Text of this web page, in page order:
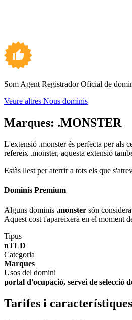
Som Agent Registrador Oficial de
Veure altres Nous dominis
Marques: .MONSTER
L'extensió .monster és perfecta per als
refereix .monster, aquesta extensió
Estàs llest per aterrir a tots els que
Dominis Premium
Alguns dominis .monster són
Aquest cost t'apareixerà en el moment
Tipus
nTLD
Categoria
Marques
Usos del domini
portal d'ocupació, servei de selecció
Tarifes i